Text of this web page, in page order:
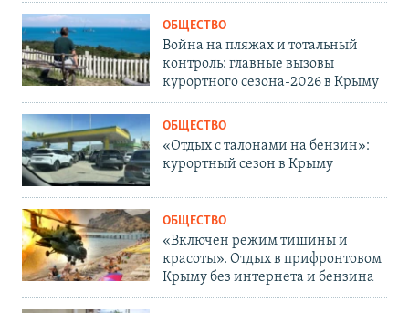
ОБЩЕСТВО
Война на пляжах и тотальный
контроль: главные вызовы
курортного сезона-2026 в Крыму
ОБЩЕСТВО
«Отдых с талонами на бензин»:
курортный сезон в Крыму
ОБЩЕСТВО
«Включен режим тишины и
красоты». Отдых в прифронтовом
Крыму без интернета и бензина